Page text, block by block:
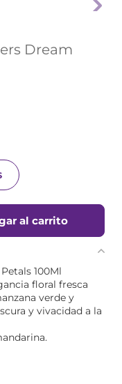
Dream
al carrito
100Ml
floral fresca
verde y
y vivacidad a la